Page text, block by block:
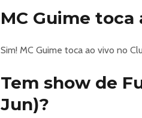
MC Guime
Sim! MC Guime toca ao vivo no
Tem show de
Jun)?